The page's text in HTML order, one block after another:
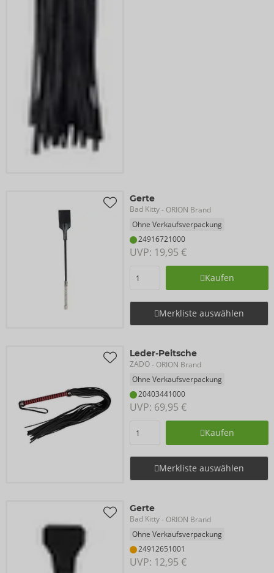
Gerte
Bad Kitty- ORION Brand
Ohne Verkaufsverpackung
24916721000
UVP: 19,95 €
Kaufen
Merkliste auswählen
Leder-Peitsche
ZADO- ORION Brand
Ohne Verkaufsverpackung
20403441000
UVP: 69,95 €
Kaufen
Merkliste auswählen
Gerte
Bad Kitty- ORION Brand
Ohne Verkaufsverpackung
24912651001
UVP: 12,95 €